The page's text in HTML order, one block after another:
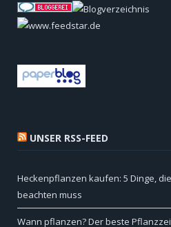
UNSER RSS-FEED
Heckenpflanzen kaufen: 5 Dinge,
beachten muss
Wann pflanzen? Der beste